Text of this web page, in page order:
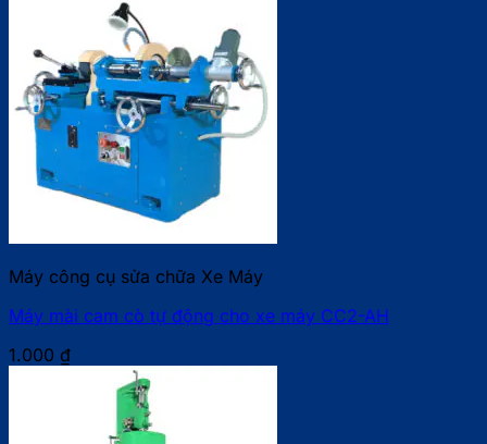
Máy công cụ sửa chữa Xe Máy
Máy mài cam cò tự động cho xe máy CC2-AH
1.000 ₫